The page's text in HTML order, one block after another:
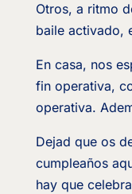
Otros, a ritmo
baile activado,
En casa, nos
fin operativa,
operativa.
Dejad que os
cumpleaños
hay que